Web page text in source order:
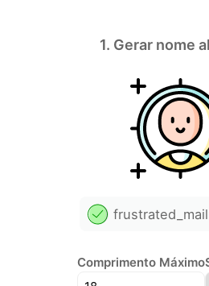
1. Gerar nome
Comprimento Máximo